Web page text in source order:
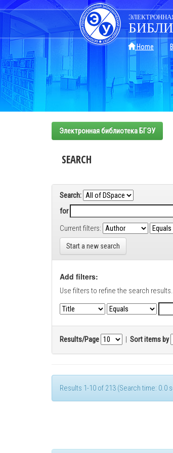
Skip
navigation
Home
Электронная библиотека БГЭУ
SEARCH
Search:
for
Current filters:
Start a new search
Add filters:
Use filters to refine the search results.
Results/Page | Sort items by
Results 1-10 of 213 (Search time: 0.0